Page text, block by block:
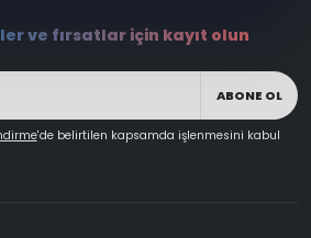
ve fırsatlar için kayıt olun
ABONE OL
'de belirtilen kapsamda işlenmesini kabul